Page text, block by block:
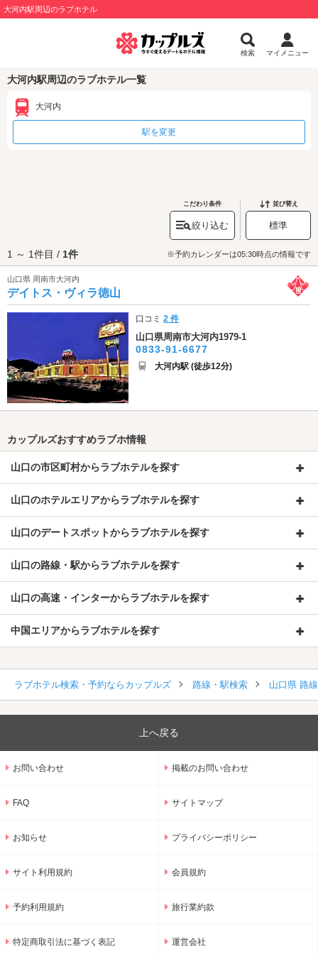
大河内駅周辺のラブホテル
検索 マイメニュー
大河内駅周辺のラブホテル一覧
大河内
駅を変更
こだわり条件
絞り込む
並び替え
標準
1 ～ 1件目 / 1件 ※予約カレンダーは05:30時点の情報です
山口県 周南市大河内
デイトス・ヴィラ徳山
口コミ2 件
山口県周南市大河内1979-1
0833-91-6677
大河内駅 (徒歩12分)
カップルズおすすめラブホ情報
山口の市区町村からラブホテルを探す
山口のホテルエリアからラブホテルを探す
山口のデートスポットからラブホテルを探す
山口の路線・駅からラブホテルを探す
山口の高速・インターからラブホテルを探す
中国エリアからラブホテルを探す
ラブホテル検索・予約ならカップルズ 路線・駅検索 山口県 路
上へ戻る
お問い合わせ 掲載のお問い合わせ
FAQ サイトマップ
お知らせ プライバシーポリシー
サイト利用規約 会員規約
予約利用規約 旅行業約款
特定商取引法に基づく表記 運営会社